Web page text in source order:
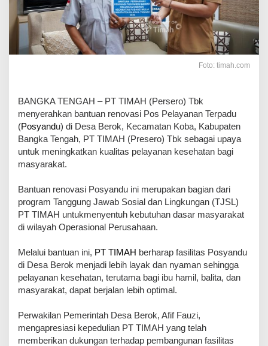
Foto: timah.com
BANGKA TENGAH – PT TIMAH (Persero) Tbk
menyerahkan bantuan renovasi Pos Pelayanan Terpadu
(Posyandu) di Desa Berok, Kecamatan Koba, Kabupaten
Bangka Tengah, PT TIMAH (Presero) Tbk sebagai upaya
untuk meningkatkan kualitas pelayanan kesehatan bagi
masyarakat.
Bantuan renovasi Posyandu ini merupakan bagian dari
program Tanggung Jawab Sosial dan Lingkungan (TJSL)
PT TIMAH untukmenyentuh kebutuhan dasar masyarakat
di wilayah Operasional Perusahaan.
Melalui bantuan ini, PT TIMAH berharap fasilitas Posyandu
di Desa Berok menjadi lebih layak dan nyaman sehingga
pelayanan kesehatan, terutama bagi ibu hamil, balita, dan
masyarakat, dapat berjalan lebih optimal.
Perwakilan Pemerintah Desa Berok, Afif Fauzi,
mengapresiasi kepedulian PT TIMAH yang telah
memberikan dukungan terhadap pembangunan fasilitas